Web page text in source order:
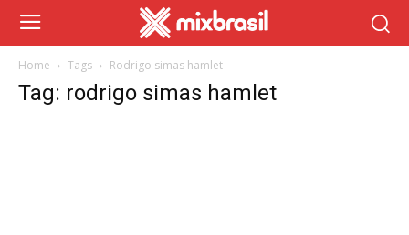
Home Tags Rodrigo simas hamlet
Tag: rodrigo simas hamlet